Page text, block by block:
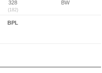
328
(182)
BW
BPL